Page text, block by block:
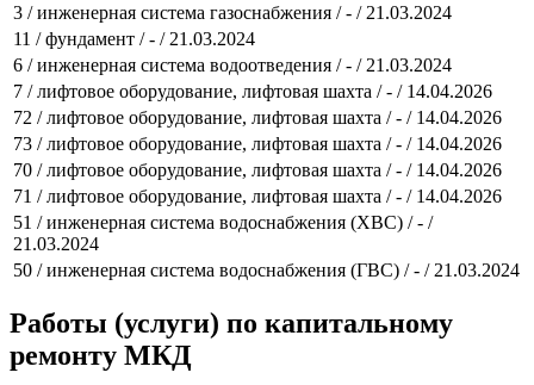
3 / инженерная система газоснабжения / - / 21.03.2024
11 / фундамент / - / 21.03.2024
6 / инженерная система водоотведения / - / 21.03.2024
7 / лифтовое оборудование, лифтовая шахта / - / 14.04.2026
72 / лифтовое оборудование, лифтовая шахта / - / 14.04.2026
73 / лифтовое оборудование, лифтовая шахта / - / 14.04.2026
70 / лифтовое оборудование, лифтовая шахта / - / 14.04.2026
71 / лифтовое оборудование, лифтовая шахта / - / 14.04.2026
51 / инженерная система водоснабжения (ХВС) / - /
21.03.2024
50 / инженерная система водоснабжения (ГВС) / - / 21.03.2024
Работы (услуги) по капитальному
ремонту МКД